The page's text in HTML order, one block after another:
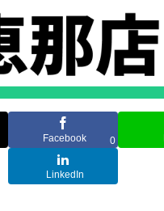
Facebook 0
LinkedIn